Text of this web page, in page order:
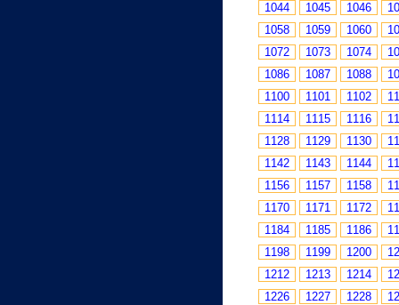
1044
1045 1046
1058
1059 1060
1072
1073 1074
1086
1087 1088
1100
1101 1102
1114
1115 1116
1128
1129 1130
1142
1143 1144
1156
1157 1158
1170
1171 1172
1184
1185 1186
1198
1199 1200
1212
1213 1214
1226
1227 1228